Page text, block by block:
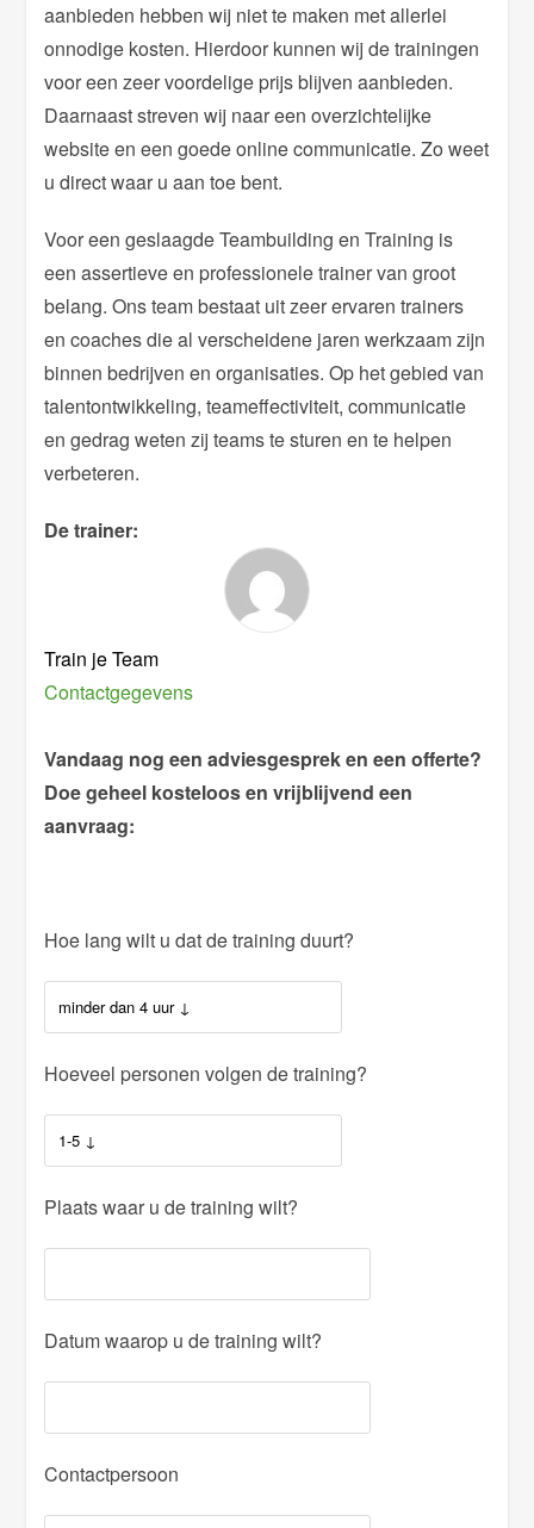
aanbieden hebben wij niet te maken met allerlei
onnodige kosten. Hierdoor kunnen wij de trainingen
voor een zeer voordelige prijs blijven aanbieden.
Daarnaast streven wij naar een overzichtelijke
website en een goede online communicatie. Zo weet
u direct waar u aan toe bent.
Voor een geslaagde Teambuilding en Training is
een assertieve en professionele trainer van groot
belang. Ons team bestaat uit zeer ervaren trainers
en coaches die al verscheidene jaren werkzaam zijn
binnen bedrijven en organisaties. Op het gebied van
talentontwikkeling, teameffectiviteit, communicatie
en gedrag weten zij teams te sturen en te helpen
verbeteren.
De trainer:
Train je Team
Contactgegevens
Vandaag nog een adviesgesprek en een offerte?
Doe geheel kosteloos en vrijblijvend een
aanvraag:
Hoe lang wilt u dat de training duurt?
Hoeveel personen volgen de training?
Plaats waar u de training wilt?
Datum waarop u de training wilt?
Contactpersoon